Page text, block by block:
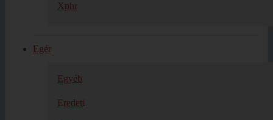
Xphr
Egér
Egyéb
Eredeti